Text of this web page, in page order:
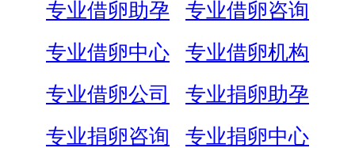
专业借卵助孕
专业借卵咨询
专业借卵中心
专业借卵机构
专业借卵公司
专业捐卵助孕
专业捐卵咨询
专业捐卵中心